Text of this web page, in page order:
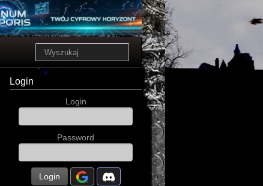
Login
Login
Password
Login